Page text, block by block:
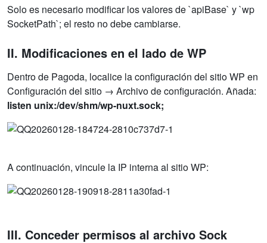
Solo es necesario modificar los valores de `apiBase` y `wp
SocketPath`; el resto no debe cambiarse.
II. Modificaciones en el lado de WP
Dentro de Pagoda, localice la configuración del sitio WP en
Configuración del sitio → Archivo de configuración. Añada:
listen unix:/dev/shm/wp-nuxt.sock;
A continuación, vincule la IP interna al sitio WP:
III. Conceder permisos al archivo Sock